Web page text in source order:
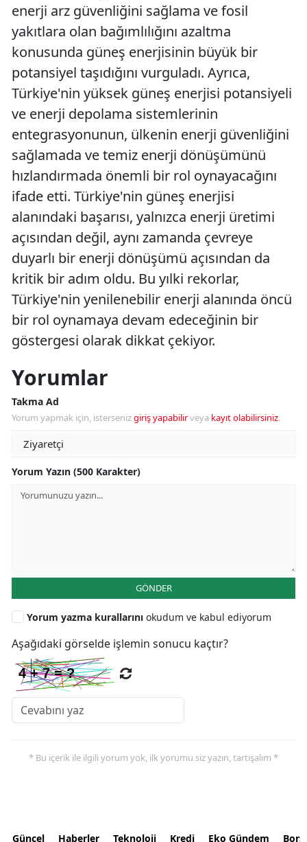
enerji arz güvenliğini sağlama ve fosil
yakıtlara olan bağımlılığını azaltma
konusunda güneş enerjisinin büyük bir
potansiyel taşıdığını vurguladı. Ayrıca,
Türkiye'nin yüksek güneş enerjisi potansiyeli
ve enerji depolama sistemlerinin
entegrasyonunun, ülkenin enerji güvenliğini
sağlamada ve temiz enerji dönüşümünü
hızlandırmada önemli bir rol oynayacağını
ifade etti. Türkiye'nin güneş enerjisi
alanındaki başarısı, yalnızca enerji üretimi
açısından değil, aynı zamanda çevreye
duyarlı bir enerji dönüşümü açısından da
kritik bir adım oldu. Bu yılki rekorlar,
Türkiye'nin yenilenebilir enerji alanında öncü
bir rol oynamaya devam edeceğinin bir
göstergesi olarak dikkat çekiyor.
Yorumlar
Takma Ad
Yorum yapmak için, istersenizgiriş yapabilirveya kayıt olabilirsiniz.
Yorum Yazın (500 Karakter)
GÖNDER
Yorum yazma kurallarını okudum ve kabul ediyorum
Aşağıdaki görselde işlemin sonucu kaçtır?
* Bu içerik ile ilgili yorum yok, ilk yorumu siz yazın, tartışalım *
Güncel Haberler Teknoloji Kredi Eko Gündem